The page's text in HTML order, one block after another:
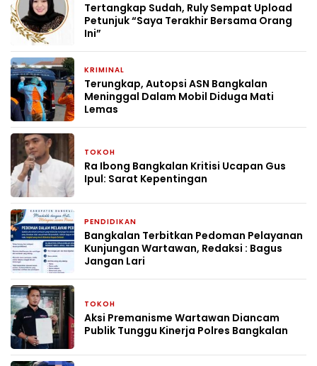
Tertangkap Sudah, Ruly Sempat Upload
Petunjuk “Saya Terakhir Bersama Orang
Ini”
KRIMINAL
Terungkap, Autopsi ASN Bangkalan
Meninggal Dalam Mobil Diduga Mati
Lemas
TOKOH
Ra Ibong Bangkalan Kritisi Ucapan Gus
Ipul: Sarat Kepentingan
PENDIDIKAN
Bangkalan Terbitkan Pedoman Pelayanan
Kunjungan Wartawan, Redaksi : Bagus
Jangan Lari
TOKOH
Aksi Premanisme Wartawan Diancam
Publik Tunggu Kinerja Polres Bangkalan